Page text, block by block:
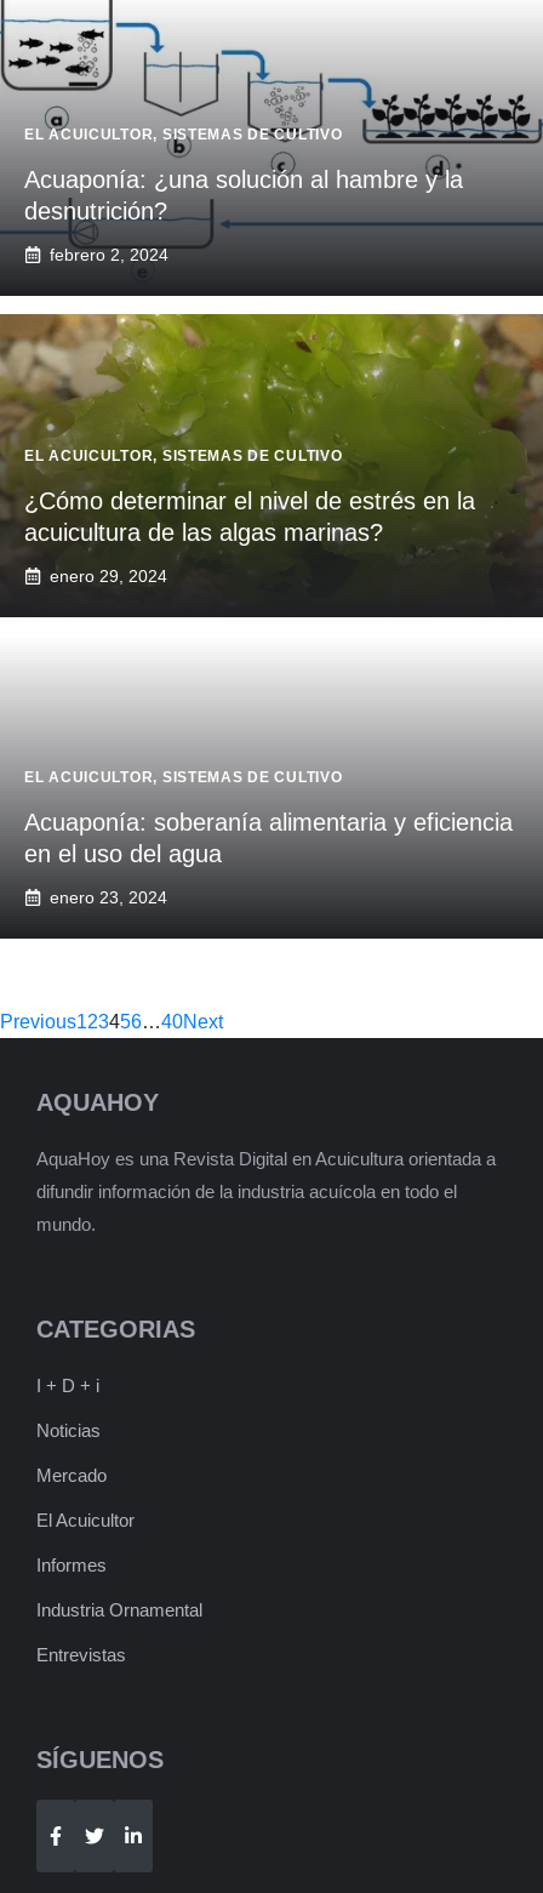
EL ACUICULTOR, SISTEMAS DE CULTIVO
Acuaponía: ¿una solución al hambre y la
desnutrición?
febrero 2, 2024
EL ACUICULTOR, SISTEMAS DE CULTIVO
¿Cómo determinar el nivel de estrés en la
acuicultura de las algas marinas?
enero 29, 2024
EL ACUICULTOR, SISTEMAS DE CULTIVO
Acuaponía: soberanía alimentaria y eficiencia
en el uso del agua
enero 23, 2024
Previous123456…40Next
AQUAHOY
AquaHoy es una Revista Digital en Acuicultura orientada a
difundir información de la industria acuícola en todo el
mundo.
CATEGORIAS
I + D + i
Noticias
Mercado
El Acuicultor
Informes
Industria Ornamental
Entrevistas
SÍGUENOS
Telegram